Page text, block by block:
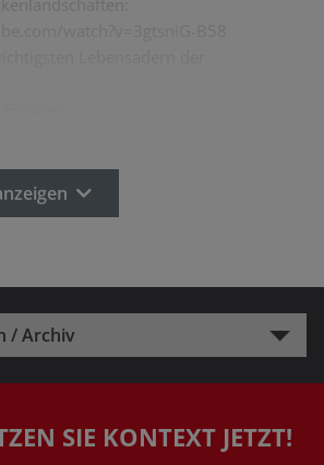
/ Archiv
SIE KONTEXT JETZT!